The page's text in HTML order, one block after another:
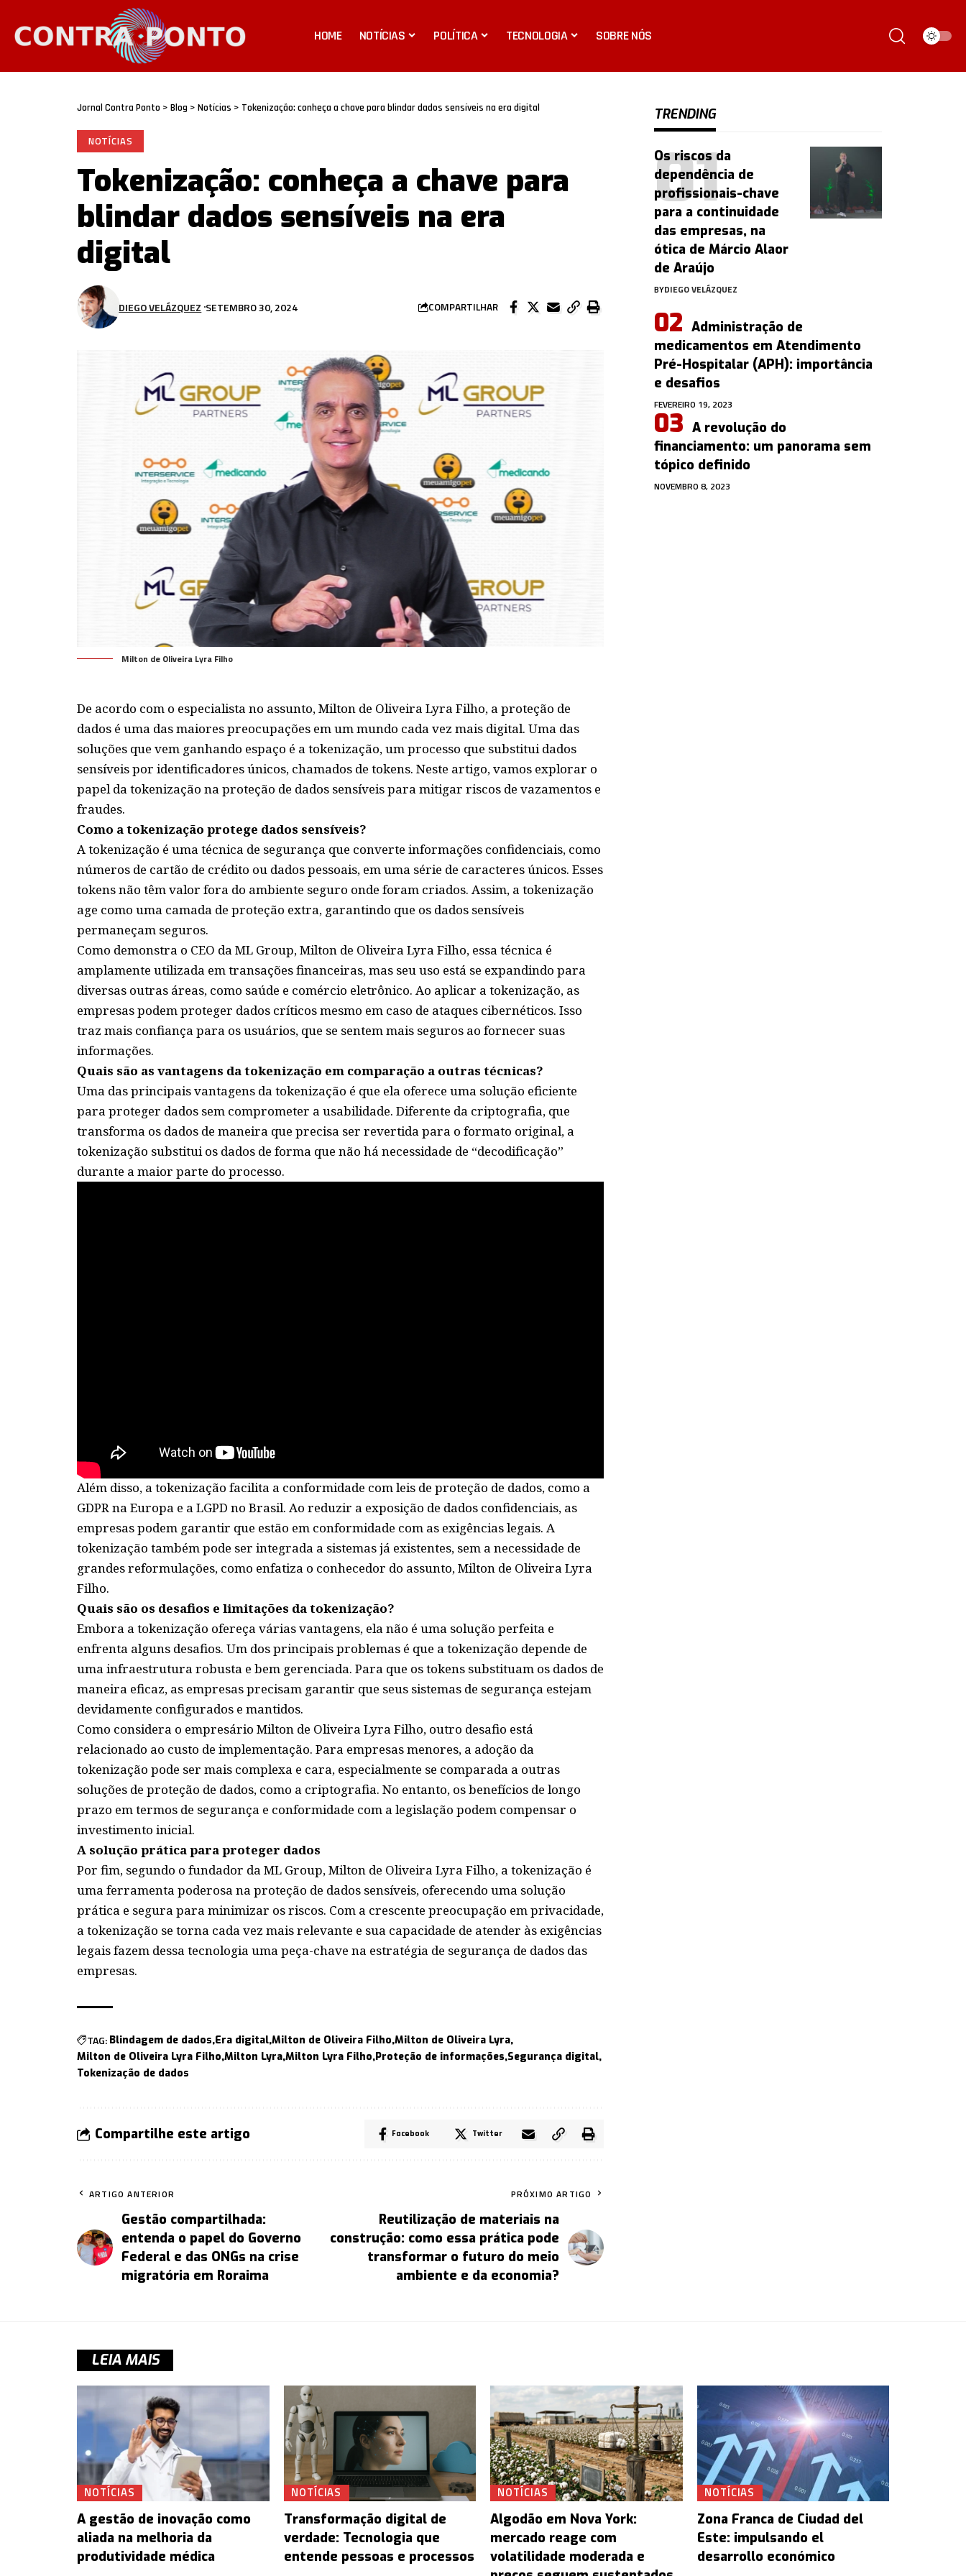
HOME NOTÍCIAS POLÍTICA TECNOLOGIA SOBRE NÓS
Jornal Contra Ponto > Blog > Notícias > Tokenização: conheça a chave para blindar dados sensíveis na era digital
NOTÍCIAS
Tokenização: conheça a chave para
blindar dados sensíveis na era
digital
DIEGO VELÁZQUEZ SETEMBRO 30, 2024 COMPARTILHAR
Milton de Oliveira Lyra Filho
De acordo com o especialista no assunto, Milton de Oliveira Lyra Filho, a proteção de
dados é uma das maiores preocupações em um mundo cada vez mais digital. Uma das
soluções que vem ganhando espaço é a tokenização, um processo que substitui dados
sensíveis por identificadores únicos, chamados de tokens. Neste artigo, vamos explorar o
papel da tokenização na proteção de dados sensíveis para mitigar riscos de vazamentos e
fraudes.
Como a tokenização protege dados sensíveis?
A tokenização é uma técnica de segurança que converte informações confidenciais, como
números de cartão de crédito ou dados pessoais, em uma série de caracteres únicos. Esses
tokens não têm valor fora do ambiente seguro onde foram criados. Assim, a tokenização
age como uma camada de proteção extra, garantindo que os dados sensíveis
permaneçam seguros.
Como demonstra o CEO da ML Group, Milton de Oliveira Lyra Filho, essa técnica é
amplamente utilizada em transações financeiras, mas seu uso está se expandindo para
diversas outras áreas, como saúde e comércio eletrônico. Ao aplicar a tokenização, as
empresas podem proteger dados críticos mesmo em caso de ataques cibernéticos. Isso
traz mais confiança para os usuários, que se sentem mais seguros ao fornecer suas
informações.
Quais são as vantagens da tokenização em comparação a outras técnicas?
Uma das principais vantagens da tokenização é que ela oferece uma solução eficiente
para proteger dados sem comprometer a usabilidade. Diferente da criptografia, que
transforma os dados de maneira que precisa ser revertida para o formato original, a
tokenização substitui os dados de forma que não há necessidade de “decodificação”
durante a maior parte do processo.
Além disso, a tokenização facilita a conformidade com leis de proteção de dados, como a
GDPR na Europa e a LGPD no Brasil. Ao reduzir a exposição de dados confidenciais, as
empresas podem garantir que estão em conformidade com as exigências legais. A
tokenização também pode ser integrada a sistemas já existentes, sem a necessidade de
grandes reformulações, como enfatiza o conhecedor do assunto, Milton de Oliveira Lyra
Filho.
Quais são os desafios e limitações da tokenização?
Embora a tokenização ofereça várias vantagens, ela não é uma solução perfeita e
enfrenta alguns desafios. Um dos principais problemas é que a tokenização depende de
uma infraestrutura robusta e bem gerenciada. Para que os tokens substituam os dados de
maneira eficaz, as empresas precisam garantir que seus sistemas de segurança estejam
devidamente configurados e mantidos.
Como considera o empresário Milton de Oliveira Lyra Filho, outro desafio está
relacionado ao custo de implementação. Para empresas menores, a adoção da
tokenização pode ser mais complexa e cara, especialmente se comparada a outras
soluções de proteção de dados, como a criptografia. No entanto, os benefícios de longo
prazo em termos de segurança e conformidade com a legislação podem compensar o
investimento inicial.
A solução prática para proteger dados
Por fim, segundo o fundador da ML Group, Milton de Oliveira Lyra Filho, a tokenização é
uma ferramenta poderosa na proteção de dados sensíveis, oferecendo uma solução
prática e segura para minimizar os riscos. Com a crescente preocupação em privacidade,
a tokenização se torna cada vez mais relevante e sua capacidade de atender às exigências
legais fazem dessa tecnologia uma peça-chave na estratégia de segurança de dados das
empresas.
TAG: Blindagem de dados Era digital Milton de Oliveira Filho Milton de Oliveira Lyra
Milton de Oliveira Lyra Filho Milton Lyra Milton Lyra Filho Proteção de informações Segurança digital
Tokenização de dados
Compartilhe este artigo Facebook Twitter
ARTIGO ANTERIOR
Gestão compartilhada:
entenda o papel do Governo
Federal e das ONGs na crise
migratória em Roraima
PRÓXIMO ARTIGO
Reutilização de materiais na
construção: como essa prática pode
transformar o futuro do meio
ambiente e da economia?
TRENDING
Os riscos da
dependência de
profissionais-chave
para a continuidade
das empresas, na
ótica de Márcio Alaor
de Araújo
BYDIEGO VELÁZQUEZ
Administração de
medicamentos em Atendimento
Pré-Hospitalar (APH): importância
e desafios
FEVEREIRO 19, 2023
A revolução do
financiamento: um panorama sem
tópico definido
NOVEMBRO 8, 2023
LEIA MAIS
NOTÍCIAS
A gestão de inovação como
aliada na melhoria da
produtividade médica
NOTÍCIAS
Transformação digital de
verdade: Tecnologia que
entende pessoas e processos
NOTÍCIAS
Algodão em Nova York:
mercado reage com
volatilidade moderada e
NOTÍCIAS
Zona Franca de Ciudad del
Este: impulsando el
desarrollo económico